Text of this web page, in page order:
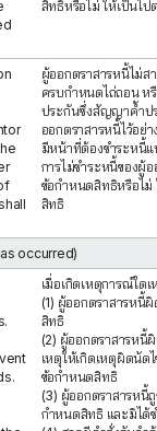
สิทธิหรือไม่ ให้เป็นไ
ผู้ออกตราสารหนี้ไม่ส
ครบกำหนดไถ่ถอน ห
ประกันซึ่งสัญญาค้ำป
ออกตราสารหนี้ไว้อย่
มีหน้าที่ต้องชำระหนี้
การไม่ชำระหนี้ของผู้
ข้อกำหนดสิทธิหรือไม่
สิทธิ
occurred)
เมื่อเกิดเหตุการณ์ใด
(1) ผู้ออกตราสารหนี้
สิทธิ
(2) ผู้ออกตราสารหนี้
เหตุให้เกิดเหตุผิดนั
ข้อกำหนดสิทธิ
(3) ผู้ออกตราสารหนี้
กำหนดสิทธิ และมิได้